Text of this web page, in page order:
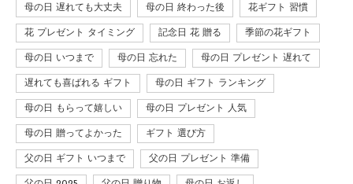
母の日 遅れても大丈夫 母の日 終わった後 花ギフト 習慣
花 プレゼント タイミング 記念日 花 贈る 季節の花ギフト
母の日 いつまで 母の日 忘れた 母の日 プレゼント 遅れて
遅れても喜ばれる ギフト 母の日 ギフト ランキング
母の日 もらって嬉しい 母の日 プレゼント 人気
母の日 贈ってよかった ギフト 選び方
父の日 ギフト いつまで 父の日 プレゼント 準備